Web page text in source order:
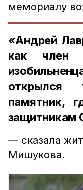
мемориалу
«Андрей
как член
открылся
памятник,
защитникам
— сказала
Мишукова.